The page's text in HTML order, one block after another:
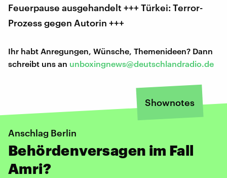
Feuerpause ausgehandelt +++ Türkei: Terror-
Prozess gegen Autorin +++
Ihr habt Anregungen, Wünsche, Themenideen? Dann
schreibt uns an unboxingnews@deutschlandradio.de
Shownotes
Anschlag Berlin
Behördenversagen im Fall
Amri?